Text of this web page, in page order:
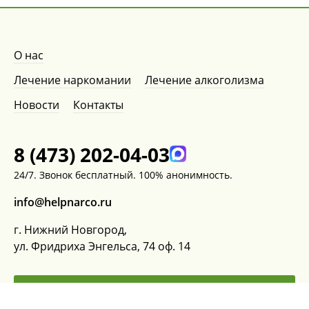
О нас
Лечение наркомании
Лечение алкоголизма
Новости
Контакты
8 (473) 202-04-03
24/7. Звонок бесплатный. 100% анонимность.
info@helpnarco.ru
г. Нижний Новгород,
ул. Фридриха Энгельса, 74 оф. 14